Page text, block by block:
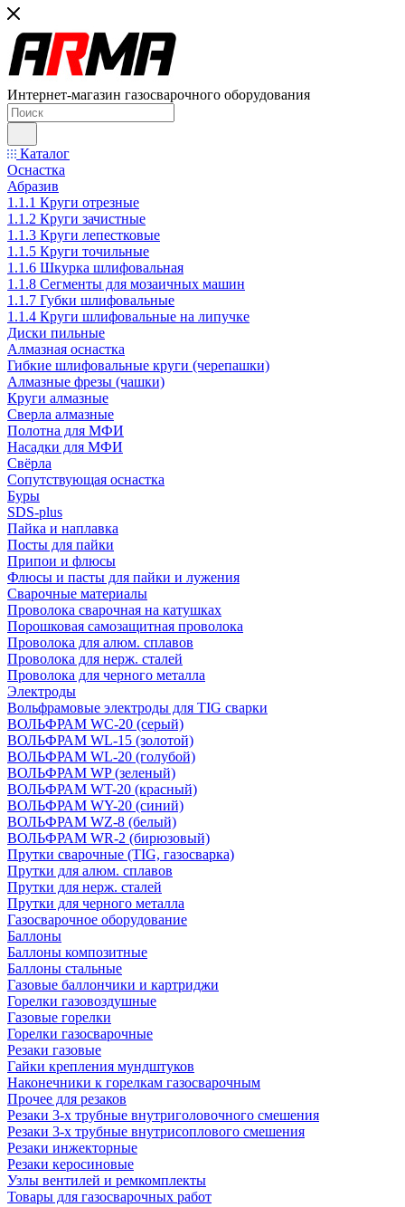
Интернет-магазин газосварочного оборудования
Каталог
Оснастка
Абразив
1.1.1 Круги отрезные
1.1.2 Круги зачистные
1.1.3 Круги лепестковые
1.1.5 Круги точильные
1.1.6 Шкурка шлифовальная
1.1.8 Сегменты для мозаичных машин
1.1.7 Губки шлифовальные
1.1.4 Круги шлифовальные на липучке
Диски пильные
Алмазная оснастка
Гибкие шлифовальные круги (черепашки)
Алмазные фрезы (чашки)
Круги алмазные
Сверла алмазные
Полотна для МФИ
Насадки для МФИ
Свёрла
Сопутствующая оснастка
Буры
SDS-plus
Пайка и наплавка
Посты для пайки
Припои и флюсы
Флюсы и пасты для пайки и лужения
Сварочные материалы
Проволока сварочная на катушках
Порошковая самозащитная проволока
Проволока для алюм. сплавов
Проволока для нерж. сталей
Проволока для черного металла
Электроды
Вольфрамовые электроды для TIG сварки
ВОЛЬФРАМ WC-20 (серый)
ВОЛЬФРАМ WL-15 (золотой)
ВОЛЬФРАМ WL-20 (голубой)
ВОЛЬФРАМ WP (зеленый)
ВОЛЬФРАМ WT-20 (красный)
ВОЛЬФРАМ WY-20 (синий)
ВОЛЬФРАМ WZ-8 (белый)
ВОЛЬФРАМ WR-2 (бирюзовый)
Прутки сварочные (TIG, газосварка)
Прутки для алюм. сплавов
Прутки для нерж. сталей
Прутки для черного металла
Газосварочное оборудование
Баллоны
Баллоны композитные
Баллоны стальные
Газовые баллончики и картриджи
Горелки газовоздушные
Газовые горелки
Горелки газосварочные
Резаки газовые
Гайки крепления мундштуков
Наконечники к горелкам газосварочным
Прочее для резаков
Резаки 3-х трубные внутриголовочного смешения
Резаки 3-х трубные внутрисоплового смешения
Резаки инжекторные
Резаки керосиновые
Узлы вентилей и ремкомплекты
Товары для газосварочных работ